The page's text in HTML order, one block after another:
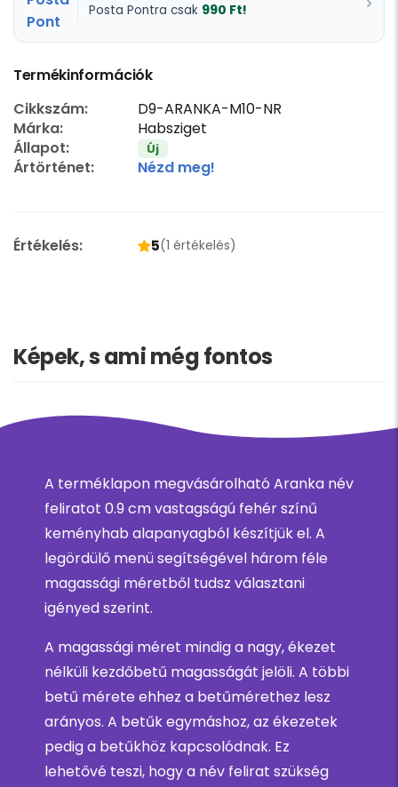
Posta Pontra csak 990 Ft!
Termékinformációk
Cikkszám:
D9-ARANKA-M10-NR
Márka:
Habsziget
Állapot:
Új
Ártörténet: Nézd meg!
Értékelés: 5(1 értékelés)
Képek, s ami még fontos
A terméklapon megvásárolható Aranka név
feliratot 0.9 cm vastagságú fehér színű
keményhab alapanyagból készítjük el. A
legördülő menü segítségével három féle
magassági méretből tudsz választani
igényed szerint.
A magassági méret mindig a nagy, ékezet
nélküli kezdőbetű magasságát jelöli. A többi
betű mérete ehhez a betűmérethez lesz
arányos. A betűk egymáshoz, az ékezetek
pedig a betűkhöz kapcsolódnak. Ez
lehetővé teszi, hogy a név felirat szükség